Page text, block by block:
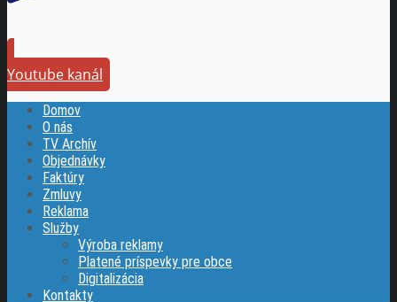
Youtube kanál
Domov
O nás
TV Archív
Objednávky
Faktúry
Zmluvy
Reklama
Služby
Výroba reklamy
Platené príspevky pre obce
Digitalizácia
Kontakty